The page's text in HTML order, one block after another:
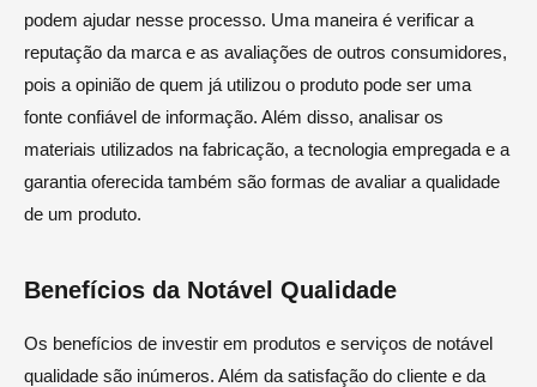
podem ajudar nesse processo. Uma maneira é verificar a
reputação da marca e as avaliações de outros consumidores,
pois a opinião de quem já utilizou o produto pode ser uma
fonte confiável de informação. Além disso, analisar os
materiais utilizados na fabricação, a tecnologia empregada e a
garantia oferecida também são formas de avaliar a qualidade
de um produto.
Benefícios da Notável Qualidade
Os benefícios de investir em produtos e serviços de notável
qualidade são inúmeros. Além da satisfação do cliente e da